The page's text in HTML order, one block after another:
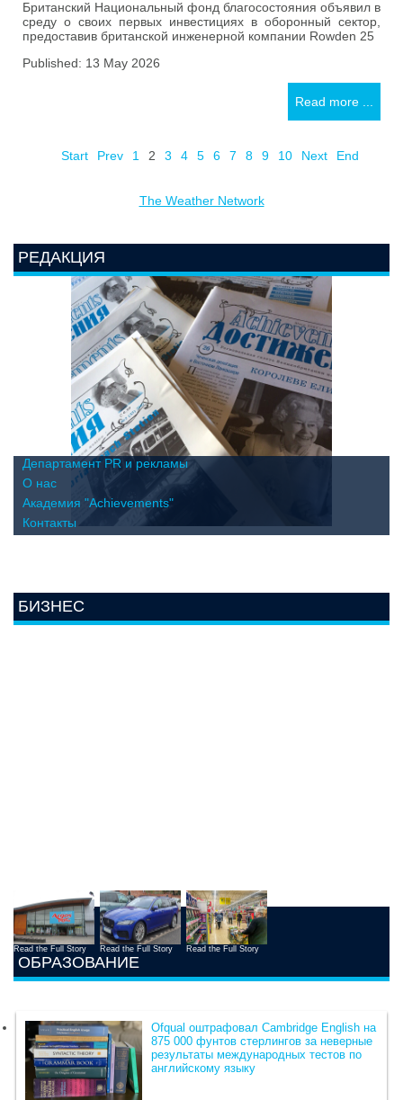
Британский Национальный фонд благосостояния объявил в
среду о своих первых инвестициях в оборонный сектор,
предоставив британской инженерной компании Rowden 25
Published: 13 May 2026
Read more ...
Start Prev 1 2 3 4 5 6 7 8 9 10 Next End
The Weather Network
РЕДАКЦИЯ
Департамент PR и рекламы
О нас
Академия "Achievements"
Контакты
БИЗНЕС
Read the Full Story Read the Full Story Read the Full Story
ОБРАЗОВАНИЕ
Ofqual оштрафовал Cambridge English на
875 000 фунтов стерлингов за неверные
результаты международных тестов по
английскому языку